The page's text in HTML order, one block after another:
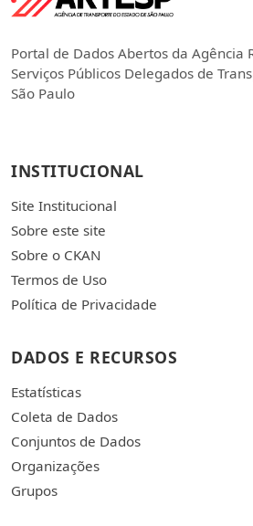
Portal de Dados Abertos da Agência
Serviços Públicos Delegados de
São Paulo
INSTITUCIONAL
Site Institucional
Sobre este site
Sobre o CKAN
Termos de Uso
Política de Privacidade
DADOS E RECURSOS
Estatísticas
Coleta de Dados
Conjuntos de Dados
Organizações
Grupos